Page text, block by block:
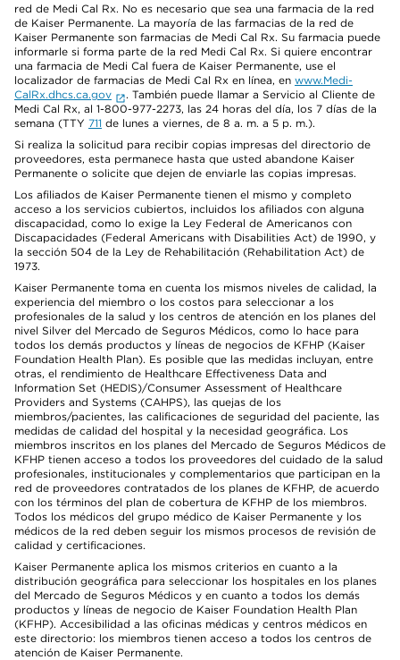
red de Medi Cal Rx. No es necesario que sea una farmacia de la red
de Kaiser Permanente. La mayoría de las farmacias de la red de
Kaiser Permanente son farmacias de Medi Cal Rx. Su farmacia puede
informarle si forma parte de la red Medi Cal Rx. Si quiere encontrar
una farmacia de Medi Cal fuera de Kaiser Permanente, use el
localizador de farmacias de Medi Cal Rx en línea, en www.Medi-
CalRx.dhcs.ca.gov
. También puede llamar a Servicio al Cliente de
Medi Cal Rx, al 1-800-977-2273, las 24 horas del día, los 7 días de la
semana (TTY 711 de lunes a viernes, de 8 a. m. a 5 p. m.).
Si realiza la solicitud para recibir copias impresas del directorio de
proveedores, esta permanece hasta que usted abandone Kaiser
Permanente o solicite que dejen de enviarle las copias impresas.
Los afiliados de Kaiser Permanente tienen el mismo y completo
acceso a los servicios cubiertos, incluidos los afiliados con alguna
discapacidad, como lo exige la Ley Federal de Americanos con
Discapacidades (Federal Americans with Disabilities Act) de 1990, y
la sección 504 de la Ley de Rehabilitación (Rehabilitation Act) de
1973.
Kaiser Permanente toma en cuenta los mismos niveles de calidad, la
experiencia del miembro o los costos para seleccionar a los
profesionales de la salud y los centros de atención en los planes del
nivel Silver del Mercado de Seguros Médicos, como lo hace para
todos los demás productos y líneas de negocios de KFHP (Kaiser
Foundation Health Plan). Es posible que las medidas incluyan, entre
otras, el rendimiento de Healthcare Effectiveness Data and
Information Set (HEDIS)/Consumer Assessment of Healthcare
Providers and Systems (CAHPS), las quejas de los
miembros/pacientes, las calificaciones de seguridad del paciente, las
medidas de calidad del hospital y la necesidad geográfica. Los
miembros inscritos en los planes del Mercado de Seguros Médicos de
KFHP tienen acceso a todos los proveedores del cuidado de la salud
profesionales, institucionales y complementarios que participan en la
red de proveedores contratados de los planes de KFHP, de acuerdo
con los términos del plan de cobertura de KFHP de los miembros.
Todos los médicos del grupo médico de Kaiser Permanente y los
médicos de la red deben seguir los mismos procesos de revisión de
calidad y certificaciones.
Kaiser Permanente aplica los mismos criterios en cuanto a la
distribución geográfica para seleccionar los hospitales en los planes
del Mercado de Seguros Médicos y en cuanto a todos los demás
productos y líneas de negocio de Kaiser Foundation Health Plan
(KFHP). Accesibilidad a las oficinas médicas y centros médicos en
este directorio: los miembros tienen acceso a todos los centros de
atención de Kaiser Permanente.